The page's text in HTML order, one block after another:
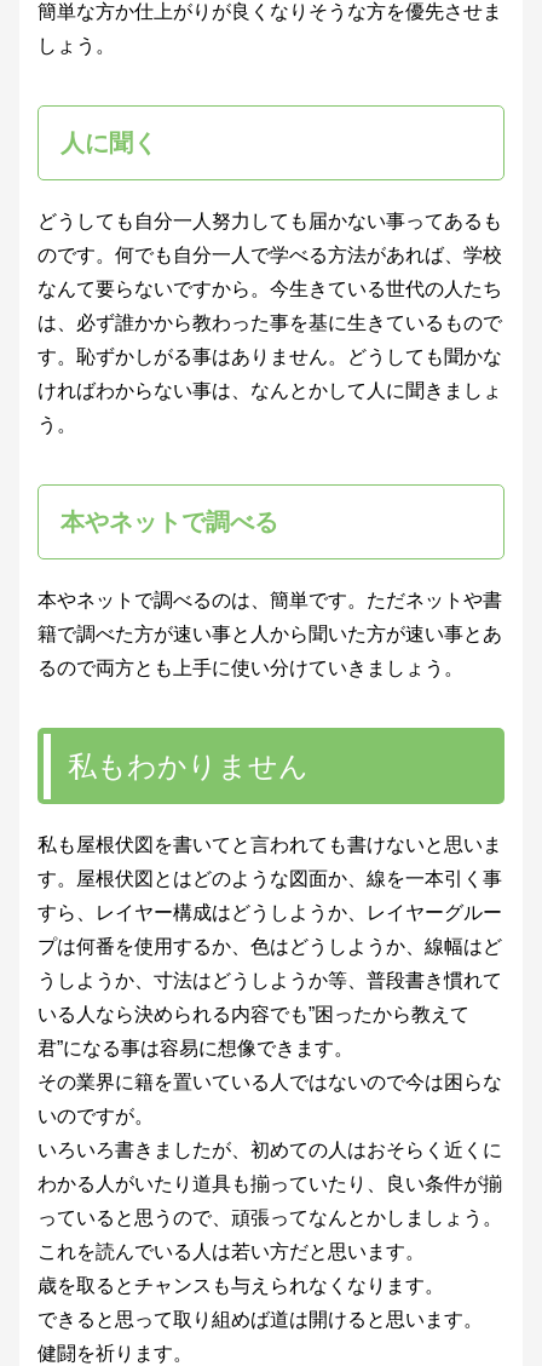
簡単な方か仕上がりが良くなりそうな方を優先させま
しょう。
人に聞く
どうしても自分一人努力しても届かない事ってあるも
のです。何でも自分一人で学べる方法があれば、学校
なんて要らないですから。今生きている世代の人たち
は、必ず誰かから教わった事を基に生きているもので
す。恥ずかしがる事はありません。どうしても聞かな
ければわからない事は、なんとかして人に聞きましょ
う。
本やネットで調べる
本やネットで調べるのは、簡単です。ただネットや書
籍で調べた方が速い事と人から聞いた方が速い事とあ
るので両方とも上手に使い分けていきましょう。
私もわかりません
私も屋根伏図を書いてと言われても書けないと思いま
す。屋根伏図とはどのような図面か、線を一本引く事
すら、レイヤー構成はどうしようか、レイヤーグルー
プは何番を使用するか、色はどうしようか、線幅はど
うしようか、寸法はどうしようか等、普段書き慣れて
いる人なら決められる内容でも”困ったから教えて
君”になる事は容易に想像できます。
その業界に籍を置いている人ではないので今は困らな
いのですが。
いろいろ書きましたが、初めての人はおそらく近くに
わかる人がいたり道具も揃っていたり、良い条件が揃
っていると思うので、頑張ってなんとかしましょう。
これを読んでいる人は若い方だと思います。
歳を取るとチャンスも与えられなくなります。
できると思って取り組めば道は開けると思います。
健闘を祈ります。